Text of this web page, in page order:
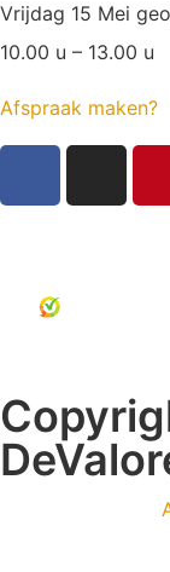
Vrijdag 15 Mei
10.00 u – 13.00 u
Afspraak maken?